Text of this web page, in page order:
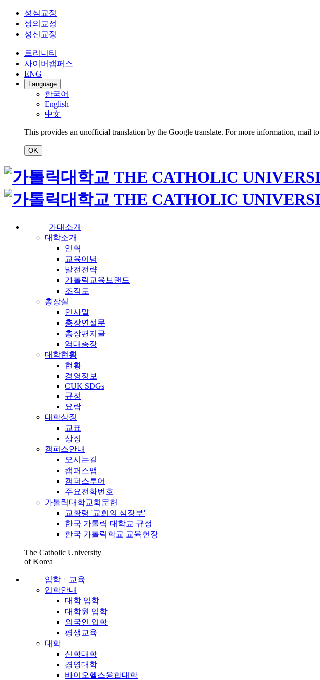
성심교정
성의교정
성신교정
트리니티
사이버캠퍼스
ENG
Language
한국어
English
中文
This provides an unofficial translation by the Google translate. For more information, mail to
OK
가대소개
대학소개
연혁
교육이념
발전전략
가톨릭교육브랜드
조직도
총장실
인사말
총장연설문
총장편지글
역대총장
대학현황
현황
경영정보
CUK SDGs
규정
요람
대학상징
교표
상징
캠퍼스안내
오시는길
캠퍼스맵
캠퍼스투어
주요전화번호
가톨릭대학교회문헌
교황령 '교회의 심장부'
한국 가톨릭 대학교 규정
한국 가톨릭학교 교육헌장
The Catholic University
of Korea
입학ㆍ교육
입학안내
대학 입학
대학원 입학
외국인 입학
평생교육
대학
신학대학
경영대학
바이오헬스융합대학